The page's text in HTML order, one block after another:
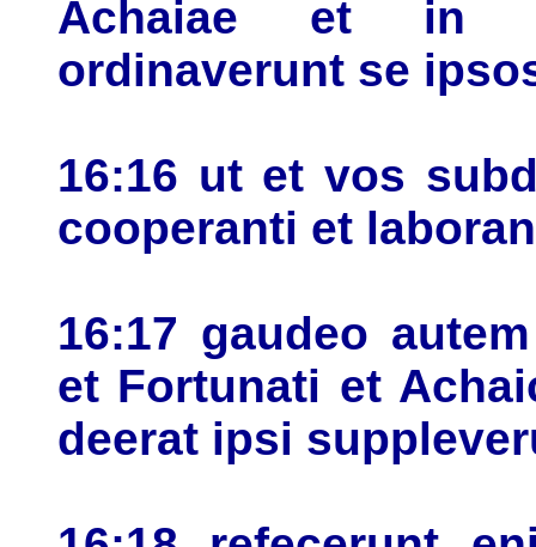
Achaiae et in
ordinaverunt se
16:16 ut et vos
cooperanti et
16:17 gaudeo
et Fortunati et
deerat ipsi